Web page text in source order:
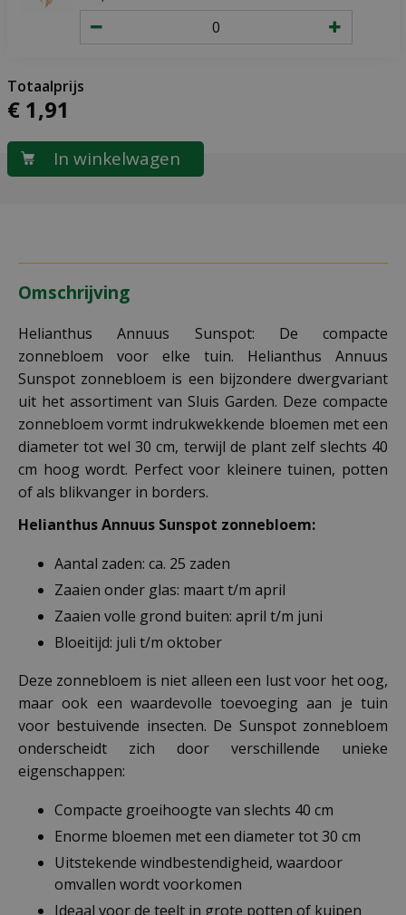
€ 1,91
Omschrijving
Helianthus Annuus Sunspot: De compacte
zonnebloem voor elke tuin. Helianthus Annuus
Sunspot zonnebloem is een bijzondere dwergvariant
uit het assortiment van Sluis Garden. Deze compacte
zonnebloem vormt indrukwekkende bloemen met een
diameter tot wel 30 cm, terwijl de plant zelf slechts 40
cm hoog wordt. Perfect voor kleinere tuinen, potten
of als blikvanger in borders.
Helianthus Annuus Sunspot zonnebloem:
Aantal zaden: ca. 25 zaden
Zaaien onder glas: maart t/m april
Zaaien volle grond buiten: april t/m juni
Bloeitijd: juli t/m oktober
Deze zonnebloem is niet alleen een lust voor het oog,
maar ook een waardevolle toevoeging aan je tuin
voor bestuivende insecten. De Sunspot zonnebloem
onderscheidt zich door verschillende unieke
eigenschappen:
Compacte groeihoogte van slechts 40 cm
Enorme bloemen met een diameter tot 30 cm
Uitstekende windbestendigheid, waardoor
omvallen wordt voorkomen
Ideaal voor de teelt in grote potten of kuipen